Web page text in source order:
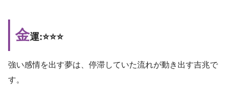
金運:⭐️⭐️⭐️
強い感情を出す夢は、停滞していた流れが動き出す吉兆で
す。